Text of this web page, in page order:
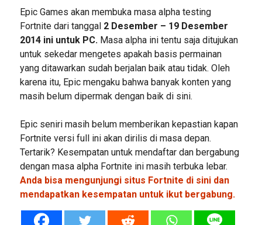
Epic Games akan membuka masa alpha testing
Fortnite dari tanggal 2 Desember – 19 Desember
2014 ini untuk PC.Masa alpha ini tentu saja ditujukan
untuk sekedar mengetes apakah basis permainan
yang ditawarkan sudah berjalan baik atau tidak. Oleh
karena itu, Epic mengaku bahwa banyak konten yang
masih belum dipermak dengan baik di sini.
Epic seniri masih belum memberikan kepastian kapan
Fortnite versi full ini akan dirilis di masa depan.
Tertarik? Kesempatan untuk mendaftar dan bergabung
dengan masa alpha Fortnite ini masih terbuka lebar.
Anda bisa mengunjungi situs Fortnite di sini dan
mendapatkan kesempatan untuk ikut bergabung.